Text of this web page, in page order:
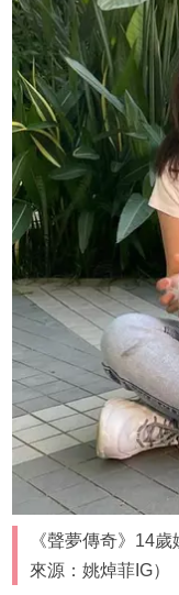
《聲夢傳奇》14
來源：姚焯菲IG）